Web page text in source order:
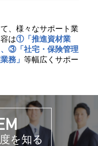
、様々なサポート業
は①「推進資材業
③「社宅・保険管理
務」 等幅広くサポー
を知る